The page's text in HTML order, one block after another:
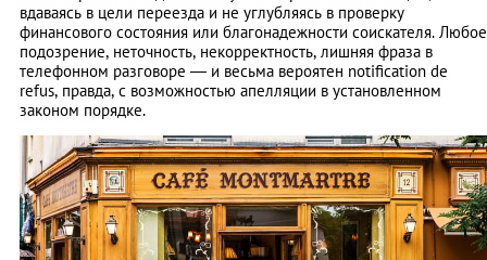
вдаваясь в цели переезда и не углубляясь в проверку
финансового состояния или благонадежности соискателя. Любое
подозрение, неточность, некорректность, лишняя фраза в
телефонном разговоре — и весьма вероятен notification de
refus, правда, с возможностью апелляции в установленном
законом порядке.